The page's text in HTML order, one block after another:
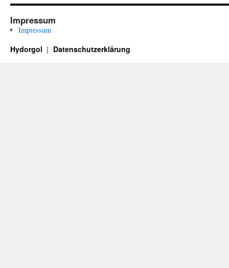
Impressum
Impressum
Hydorgol Datenschutzerklärung